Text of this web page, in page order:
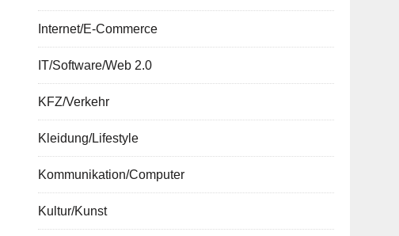
Internet/E-Commerce
IT/Software/Web 2.0
KFZ/Verkehr
Kleidung/Lifestyle
Kommunikation/Computer
Kultur/Kunst